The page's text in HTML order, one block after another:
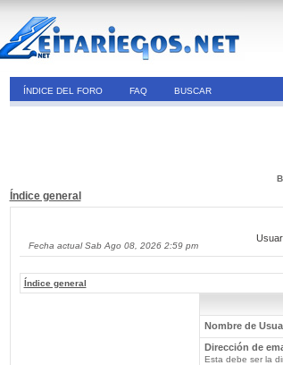
ÍNDICE DEL FORO FAQ BUSCAR
Índice general
Fecha actual Sab Ago 08, 2026 2:59 pm
Índice general
Nombre de
Dirección de
Esta debe ser la